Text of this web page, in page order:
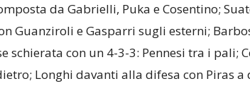
da Gabrielli, Puka e Cosentino;
Guanziroli e Gasparri sugli esterni;
schierata con un 4-3-3: Pennesi tra i pali;
Longhi davanti alla difesa con Piras